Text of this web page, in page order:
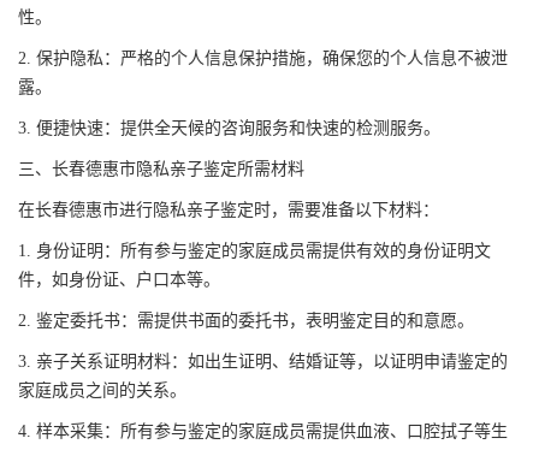
性。
2. 保护隐私：严格的个人信息保护措施，确保您的个人信息不被泄
露。
3. 便捷快速：提供全天候的咨询服务和快速的检测服务。
三、长春德惠市隐私亲子鉴定所需材料
在长春德惠市进行隐私亲子鉴定时，需要准备以下材料：
1. 身份证明：所有参与鉴定的家庭成员需提供有效的身份证明文
件，如身份证、户口本等。
2. 鉴定委托书：需提供书面的委托书，表明鉴定目的和意愿。
3. 亲子关系证明材料：如出生证明、结婚证等，以证明申请鉴定的
家庭成员之间的关系。
4. 样本采集：所有参与鉴定的家庭成员需提供血液、口腔拭子等生